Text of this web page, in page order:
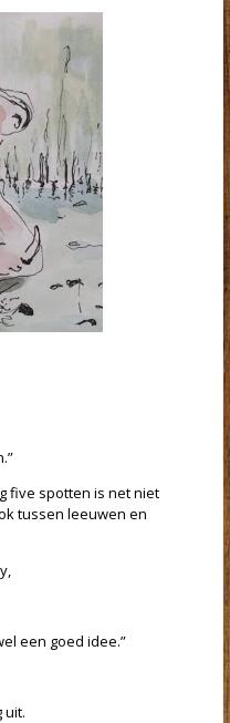
five spotten is net niet
tussen leeuwen en
een goed idee.”
uit.